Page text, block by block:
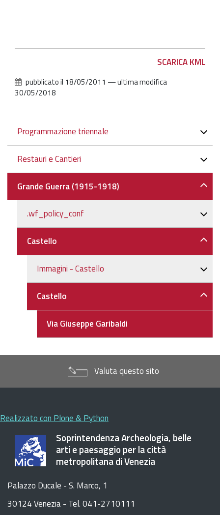
documento
SCARICA KML
pubblicato il 18/05/2011 —ultima modifica
30/05/2018
Navigazione
Programmazione triennale
Restauri e Cantieri
Grande Guerra (1915-1918)
.wf_policy_conf
Castello
Immagini - Castello
Castello
Via Giuseppe Garibaldi
Valuta questo sito
Realizzato con Plone & Python
Soprintendenza Archeologia, belle
arti e paesaggio per la città
metropolitana di Venezia
Palazzo Ducale - S. Marco, 1
30124 Venezia - Tel. 041-2710111